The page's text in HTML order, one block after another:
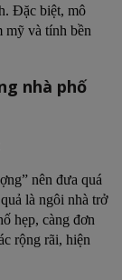
Đặc biệt, mô
mỹ và tính bền
nhà phố
nên đưa quá
là ngôi nhà trở
hẹp, càng đơn
rộng rãi, hiện